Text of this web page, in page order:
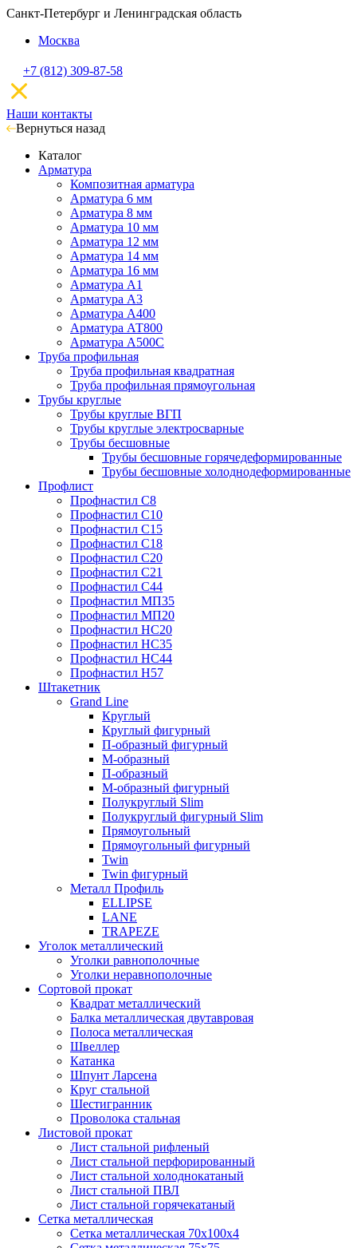
Санкт-Петербург и Ленинградская область
Москва
+7 (812) 309-87-58
Наши контакты
Вернуться назад
Каталог
Арматура
Композитная арматура
Арматура 6 мм
Арматура 8 мм
Арматура 10 мм
Арматура 12 мм
Арматура 14 мм
Арматура 16 мм
Арматура А1
Арматура А3
Арматура А400
Арматура АТ800
Арматура А500С
Труба профильная
Труба профильная квадратная
Труба профильная прямоугольная
Трубы круглые
Трубы круглые ВГП
Трубы круглые электросварные
Трубы бесшовные
Трубы бесшовные горячедеформированные
Трубы бесшовные холоднодеформированные
Профлист
Профнастил С8
Профнастил С10
Профнастил С15
Профнастил С18
Профнастил С20
Профнастил С21
Профнастил С44
Профнастил МП35
Профнастил МП20
Профнастил НС20
Профнастил НС35
Профнастил НС44
Профнастил Н57
Штакетник
Grand Line
Круглый
Круглый фигурный
П-образный фигурный
М-образный
П-образный
М-образный фигурный
Полукруглый Slim
Полукруглый фигурный Slim
Прямоугольный
Прямоугольный фигурный
Twin
Twin фигурный
Металл Профиль
ELLIPSE
LАNE
TRAPEZE
Уголок металлический
Уголки равнополочные
Уголки неравнополочные
Сортовой прокат
Квадрат металлический
Балка металлическая двутавровая
Полоса металлическая
Швеллер
Катанка
Шпунт Ларсена
Круг стальной
Шестигранник
Проволока стальная
Листовой прокат
Лист стальной рифленый
Лист стальной перфорированный
Лист стальной холоднокатаный
Лист стальной ПВЛ
Лист стальной горячекатаный
Сетка металлическая
Сетка металлическая 70х100х4